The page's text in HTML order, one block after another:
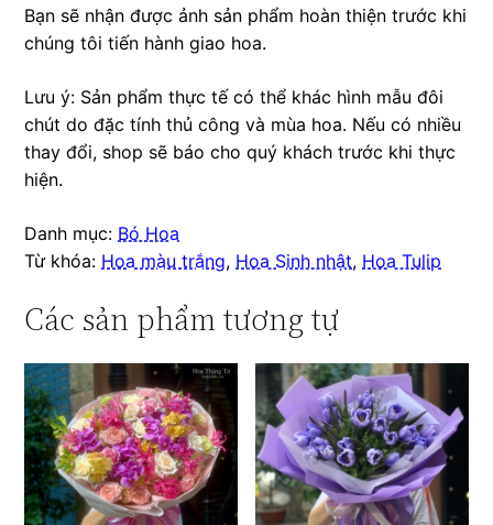
Bạn sẽ nhận được ảnh sản phẩm hoàn thiện trước khi
chúng tôi tiến hành giao hoa.
Lưu ý: Sản phẩm thực tế có thể khác hình mẫu đôi
chút do đặc tính thủ công và mùa hoa. Nếu có nhiều
thay đổi, shop sẽ báo cho quý khách trước khi thực
hiện.
Danh mục: Bó Hoa
Từ khóa: Hoa màu trắng, Hoa Sinh nhật, Hoa Tulip
Các sản phẩm tương tự